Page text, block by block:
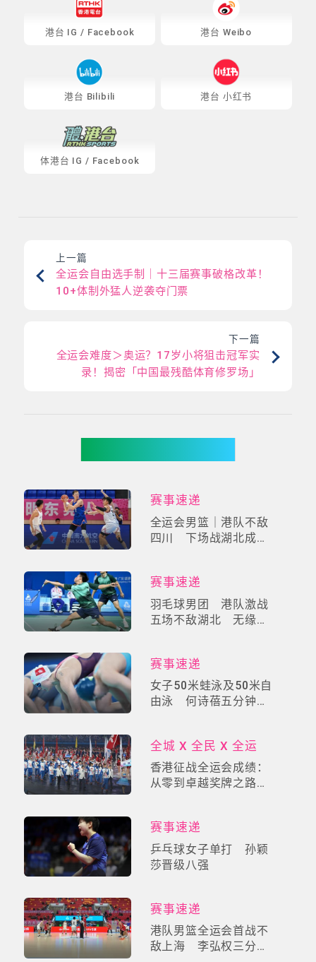
港台 IG / Facebook 港台 Weibo
港台 Bilibili 港台 小红书
体港台 IG / Facebook
上一篇
全运会自由选手制｜十三届赛事破格改革！
10+体制外猛人逆袭夺门票
下一篇
全运会难度＞奥运？17岁小将狙击冠军实
录！揭密「中国最残酷体育修罗场」
赛事速递
全运会男篮｜港队不敌
四川 下场战湖北成出
赛事速递
羽毛球男团 港队激战
五场不敌湖北 无缘晋
赛事速递
女子50米蛙泳及50米自
由泳 何诗蓓五分钟极
全城 X 全民 X 全运
香港征战全运会成绩：
从零到卓越奖牌之路，
赛事速递
乒乓球女子单打 孙颖
莎晋级八强
赛事速递
港队男篮全运会首战不
敌上海 李弘权三分雨